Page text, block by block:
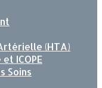
(HTA)
ICOPE
Soins